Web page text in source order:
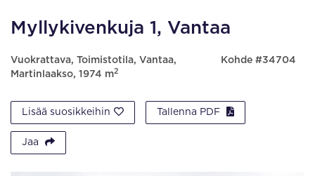
Myllykivenkuja 1, Vantaa
Vuokrattava, Toimistotila, Vantaa,
Martinlaakso, 1974 m2
Kohde #34704
Lisää suosikkeihin Tallenna PDF
Jaa